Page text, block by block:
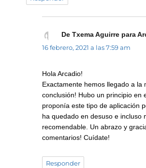
De Txema Aguirre para
16 febrero, 2021 a las 7:59 am
Hola Arcadio!
Exactamente hemos llegado a la
conclusión! Hubo un principio en
proponía este tipo de aplicación
ha quedado en desuso e incluso
recomendable. Un abrazo y
comentarios! Cuídate!
Responder